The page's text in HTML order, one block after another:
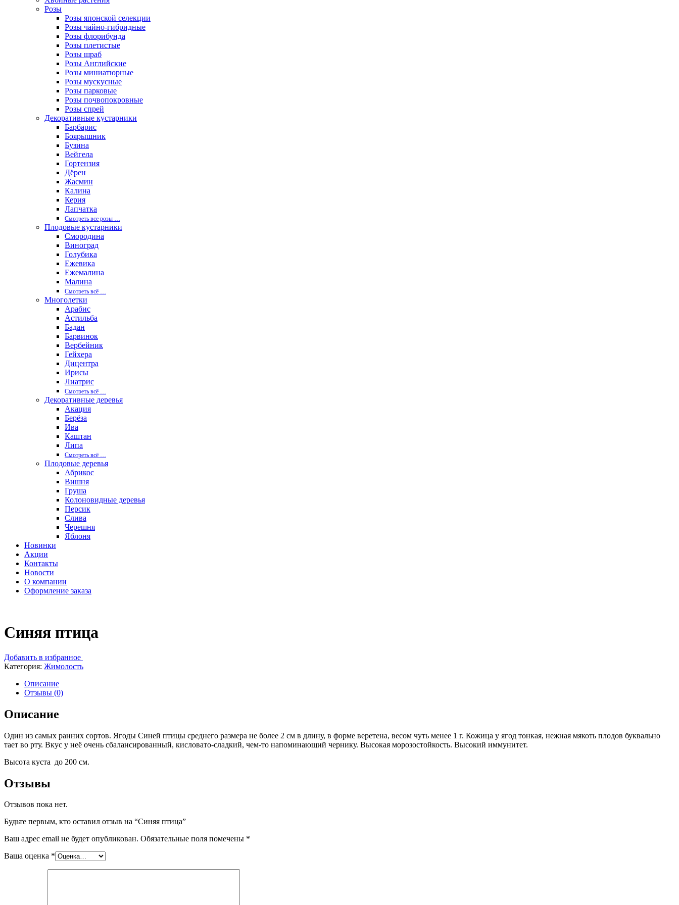
Розы
Розы японской селекции
Розы чайно-гибридные
Розы флорибунда
Розы плетистые
Розы шраб
Розы Английские
Розы миниатюрные
Розы мускусные
Розы парковые
Розы почвопокровные
Розы спрей
Декоративные кустарники
Барбарис
Боярышник
Бузина
Вейгела
Гортензия
Дёрен
Жасмин
Калина
Керия
Лапчатка
Смотреть все розы …
Плодовые кустарники
Смородина
Виноград
Голубика
Ежевика
Ежемалина
Малина
Смотреть вcё …
Многолетки
Арабис
Астильба
Бадан
Барвинок
Вербейник
Гейхера
Дицентра
Ирисы
Лиатрис
Смотреть вcё …
Декоративные деревья
Акация
Берёза
Ива
Каштан
Липа
Смотреть вcё …
Плодовые деревья
Абрикос
Вишня
Груша
Колоновидные деревья
Персик
Слива
Черешня
Яблоня
Новинки
Акции
Контакты
Новости
О компании
Оформление заказа
Синяя птица
Добавить в избранное
Категория: Жимолость
Описание
Отзывы (0)
Описание
Один из самых ранних сортов. Ягоды Синей птицы среднего размера не более 2 см в длину, в форме веретена, весом чуть менее 1 г. Кожица у ягод тонкая, нежная мякоть плодов буквально
тает во рту. Вкус у неё очень сбалансированный, кисловато-сладкий, чем-то напоминающий чернику. Высокая морозостойкость. Высокий иммунитет.
Высота куста до 200 см.
Отзывы
Отзывов пока нет.
Будьте первым, кто оставил отзыв на “Синяя птица”
Ваш адрес email не будет опубликован. Обязательные поля помечены *
Ваша оценка *